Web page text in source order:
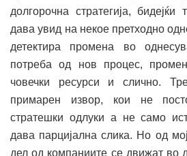
долгорочна стратегија, бидејќи
дава увид на некое претходно
детектира промена во
потреба од нов процес,
човечки ресурси и слично.
примарен извор, кои не
стратешки одлуки а не само
дава парцијална слика. Но од
дел од компаниите се движат во